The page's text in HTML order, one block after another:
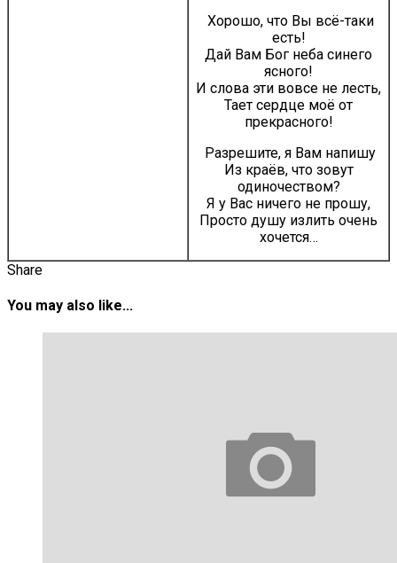
Хорошо, что Вы всё-таки
есть!
Дай Вам Бог неба синего
ясного!
И слова эти вовсе не лесть,
Тает сердце моё от
прекрасного!
Разрешите, я Вам напишу
Из краёв, что зовут
одиночеством?
Я у Вас ничего не прошу,
Просто душу излить очень
хочется…
Share
You may also like...